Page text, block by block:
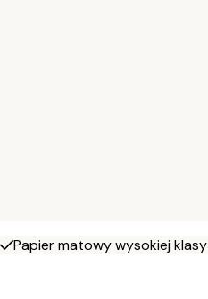
Papier matowy wysokiej klasy